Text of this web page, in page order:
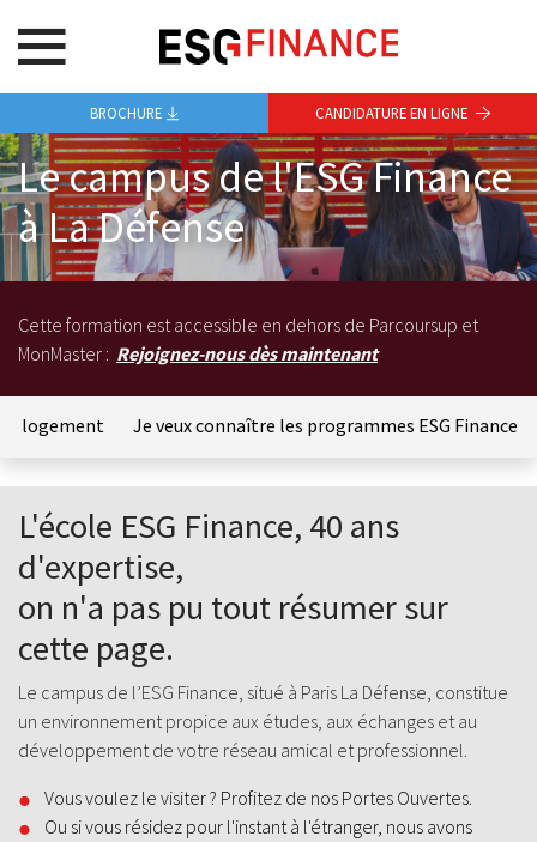
Le campus de l'ESG Finance
à La Défense
Cette formation est accessible en dehors de Parcoursup et
MonMaster : Rejoignez-nous dès maintenant
logement Je veux connaître les programmes ESG Finance
L'école ESG Finance, 40 ans
d'expertise,
on n'a pas pu tout résumer sur
cette page.
Le campus de l’ESG Finance, situé à Paris La Défense, constitue
un environnement propice aux études, aux échanges et au
développement de votre réseau amical et professionnel.
Vous voulez le visiter ? Profitez de nos Portes Ouvertes.
Ou si vous résidez pour l'instant à l'étranger, nous avons
BROCHURE CANDIDATURE EN LIGNE